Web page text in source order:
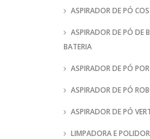
ASPIRADOR DE PÓ
ASPIRADOR DE PÓ DE
BATERIA
ASPIRADOR DE PÓ
ASPIRADOR DE PÓ
ASPIRADOR DE PÓ
LIMPADORA E